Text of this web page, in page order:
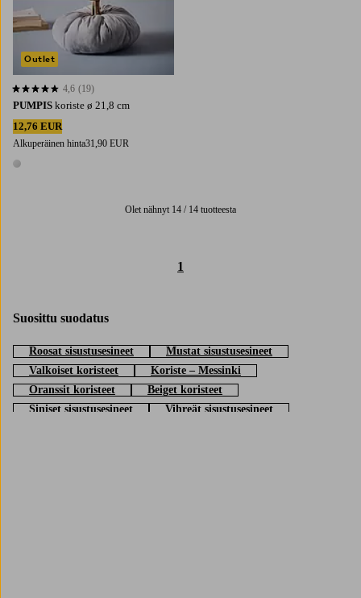
PUMPIS koriste ø 21,8 cm
12,76 EUR
Alkuperäinen hinta31,90 EUR
1 väri
4,6 perustuen 19 arvosanaan
4,6 (19)
Outlet
Olet nähnyt 14 / 14 tuotteesta
1
Suosittu suodatus
Roosat sisustusesineet
Mustat sisustusesineet
Valkoiset koristeet
Koriste – Messinki
Oranssit koristeet
Beiget koristeet
Siniset sisustusesineet
Vihreät sisustusesineet